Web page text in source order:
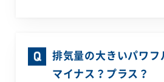
排気量の大きいパワ
マイナス？プラス？